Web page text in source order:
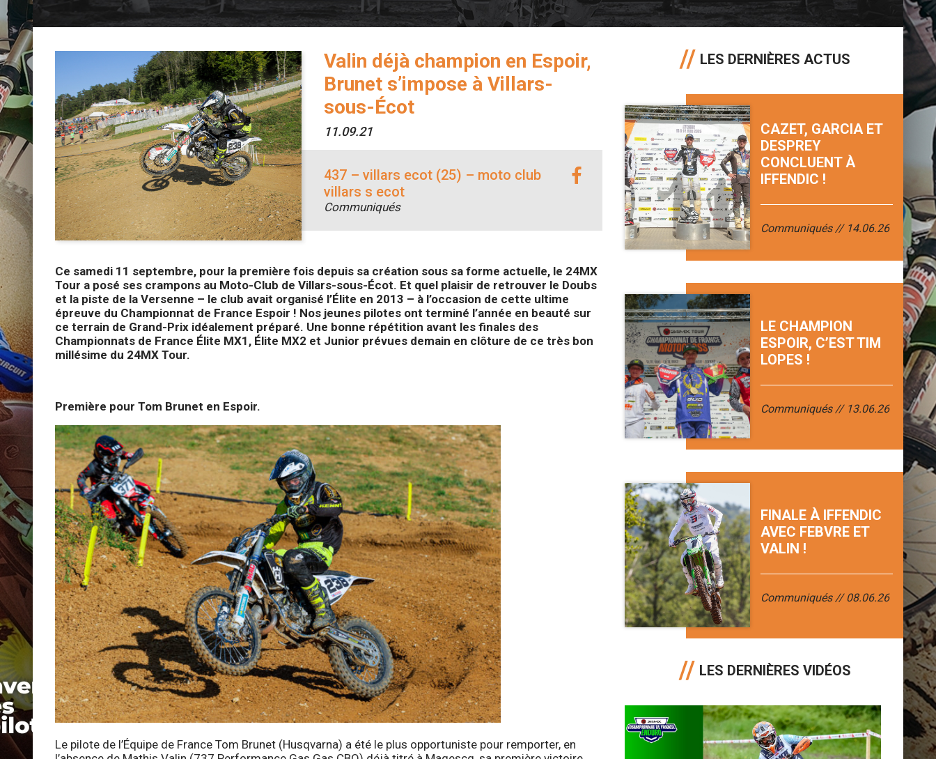
Valin déjà champion en Espoir,
Brunet s’impose à Villars-
sous-Écot
11.09.21
437 – villars ecot (25) – moto club
villars s ecot
Communiqués
Ce samedi 11 septembre, pour la première fois depuis sa création sous sa forme actuelle, le 24MX
Tour a posé ses crampons au Moto-Club de Villars-sous-Écot. Et quel plaisir de retrouver le Doubs
et la piste de la Versenne – le club avait organisé l’Élite en 2013 – à l’occasion de cette ultime
épreuve du Championnat de France Espoir ! Nos jeunes pilotes ont terminé l’année en beauté sur
ce terrain de Grand-Prix idéalement préparé. Une bonne répétition avant les finales des
Championnats de France Élite MX1, Élite MX2 et Junior prévues demain en clôture de ce très bon
millésime du 24MX Tour.
Première pour Tom Brunet en Espoir.
Le pilote de l’Équipe de France Tom Brunet (Husqvarna) a été le plus opportuniste pour remporter, en
LES DERNIÈRES ACTUS
CAZET, GARCIA ET
DESPREY
CONCLUENT À
IFFENDIC !
Communiqués 14.06.26
LE CHAMPION
ESPOIR, C’EST TIM
LOPES !
Communiqués 13.06.26
FINALE À IFFENDIC
AVEC FEBVRE ET
VALIN !
Communiqués 08.06.26
LES DERNIÈRES VIDÉOS